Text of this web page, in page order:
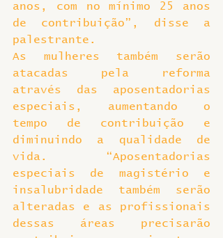
anos, com no mínimo 25 anos
de contribuição”, disse a
palestrante.
As mulheres também serão
atacadas pela reforma
através das aposentadorias
especiais, aumentando o
tempo de contribuição e
diminuindo a qualidade de
vida. “Aposentadorias
especiais de magistério e
insalubridade também serão
alteradas e as profissionais
dessas áreas precisarão